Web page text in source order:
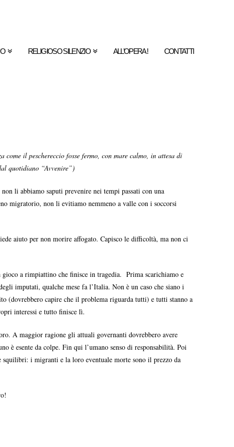
RELIGIOSO SILENZIO ALL’OPERA ! CONTATTI
il peschereccio fosse fermo, con mare calmo, in attesa di
quotidiano “Avvenire”)
li abbiamo saputi prevenire nei tempi passati con una
migratorio, non li evitiamo nemmeno a valle con i soccorsi
aiuto per non morire affogato. Capisco le difficoltà, ma non ci
a rimpiattino che finisce in tragedia. Prima scarichiamo e
imputati, qualche mese fa l’Italia. Non è un caso che siano i
(dovrebbero capire che il problema riguarda tutti) e tutti stanno a
interessi e tutto finisce lì.
A maggior ragione gli attuali governanti dovrebbero avere
è esente da colpe. Fin qui l’umano senso di responsabilità. Poi
i migranti e la loro eventuale morte sono il prezzo da